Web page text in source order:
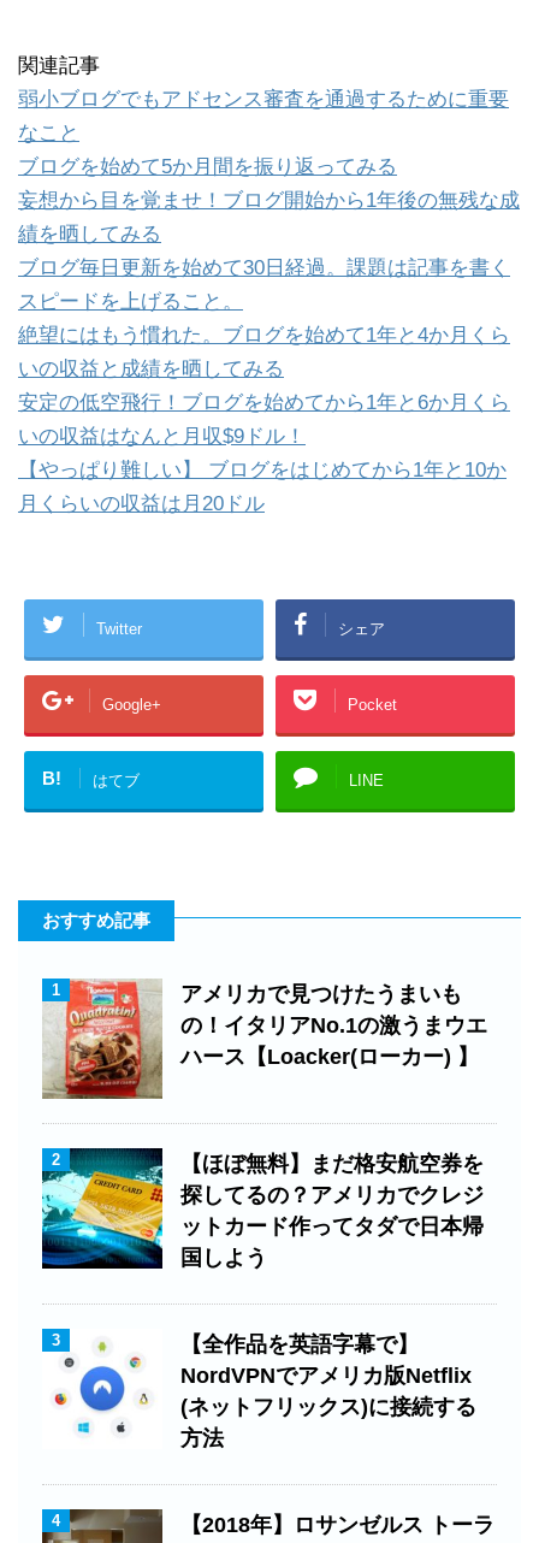
関連記事
弱小ブログでもアドセンス審査を通過するために重要
なこと
ブログを始めて5か月間を振り返ってみる
妄想から目を覚ませ！ブログ開始から1年後の無残な成
績を晒してみる
ブログ毎日更新を始めて30日経過。課題は記事を書く
スピードを上げること。
絶望にはもう慣れた。ブログを始めて1年と4か月くら
いの収益と成績を晒してみる
安定の低空飛行！ブログを始めてから1年と6か月くら
いの収益はなんと月収$9ドル！
【やっぱり難しい】 ブログをはじめてから1年と10か
月くらいの収益は月20ドル
Twitter シェア
Google+ Pocket
B! はてブ LINE
おすすめ記事
1
アメリカで見つけたうまいも
の！イタリアNo.1の激うまウエ
ハース【Loacker(ローカー) 】
2
【ほぼ無料】まだ格安航空券を
探してるの？アメリカでクレジ
ットカード作ってタダで日本帰
国しよう
3
【全作品を英語字幕で】
NordVPNでアメリカ版Netflix
(ネットフリックス)に接続する
方法
4
【2018年】ロサンゼルス トーラ